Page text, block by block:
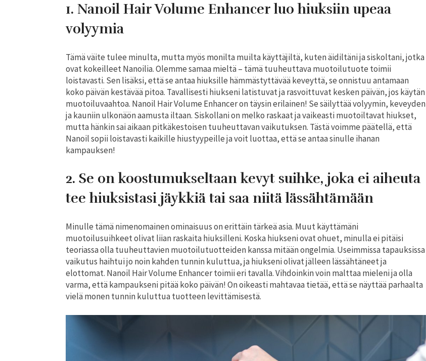
1. Nanoil Hair Volume Enhancer luo hiuksiin upeaa
volyymia
Tämä väite tulee minulta, mutta myös monilta muilta käyttäjiltä, kuten äidiltäni ja siskoltani, jotka
ovat kokeilleet Nanoilia. Olemme samaa mieltä – tämä tuuheuttava muotoilutuote toimii
loistavasti. Sen lisäksi, että se antaa hiuksille hämmästyttävää keveyttä, se onnistuu antamaan
koko päivän kestävää pitoa. Tavallisesti hiukseni latistuvat ja rasvoittuvat kesken päivän, jos käytän
muotoiluvaahtoa. Nanoil Hair Volume Enhancer on täysin erilainen! Se säilyttää volyymin, keveyden
ja kauniin ulkonäön aamusta iltaan. Siskollani on melko raskaat ja vaikeasti muotoiltavat hiukset,
mutta hänkin sai aikaan pitkäkestoisen tuuheuttavan vaikutuksen. Tästä voimme päätellä, että
Nanoil sopii loistavasti kaikille hiustyypeille ja voit luottaa, että se antaa sinulle ihanan
kampauksen!
2. Se on koostumukseltaan kevyt suihke, joka ei aiheuta
tee hiuksistasi jäykkiä tai saa niitä lässähtämään
Minulle tämä nimenomainen ominaisuus on erittäin tärkeä asia. Muut käyttämäni
muotoilusuihkeet olivat liian raskaita hiuksilleni. Koska hiukseni ovat ohuet, minulla ei pitäisi
teoriassa olla tuuheuttavien muotoilutuotteiden kanssa mitään ongelmia. Useimmissa tapauksissa
vaikutus haihtui jo noin kahden tunnin kuluttua, ja hiukseni olivat jälleen lässähtäneet ja
elottomat. Nanoil Hair Volume Enhancer toimii eri tavalla. Vihdoinkin voin malttaa mieleni ja olla
varma, että kampaukseni pitää koko päivän! On oikeasti mahtavaa tietää, että se näyttää parhaalta
vielä monen tunnin kuluttua tuotteen levittämisestä.